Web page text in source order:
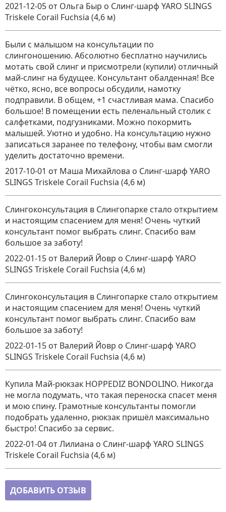
2021-12-05 от Ольга Быр о Слинг-шарф YARO SLINGS
Triskele Corail Fuchsia (4,6 м)
Были с малышом на консультации по
слингоношению. Абсолютно бесплатно научились
мотать свой слинг и присмотрели (купили) отличный
май-слинг на будущее. Консультант обалденная! Все
чётко, ясно, все вопросы обсудили, намотку
подправили. В общем, +1 счастливая мама. Спасибо
большое! В помещении есть пеленальный столик с
салфетками, подгузниками. Можно покормить
малышей. Уютно и удобно. На консультацию нужно
записаться заранее по телефону, чтобы вам смогли
уделить достаточно времени.
2017-10-01 от Маша Михайлова о Слинг-шарф YARO
SLINGS Triskele Corail Fuchsia (4,6 м)
Слингоконсультация в Слингопарке стало открытием
и настоящим спасением для меня! Очень чуткий
консультант помог выбрать слинг. Спасибо вам
большое за заботу!
2022-01-15 от Валерий Йовр о Слинг-шарф YARO
SLINGS Triskele Corail Fuchsia (4,6 м)
Слингоконсультация в Слингопарке стало открытием
и настоящим спасением для меня! Очень чуткий
консультант помог выбрать слинг. Спасибо вам
большое за заботу!
2022-01-15 от Валерий Йовр о Слинг-шарф YARO
SLINGS Triskele Corail Fuchsia (4,6 м)
Купила Май-рюкзак HOPPEDIZ BONDOLINO. Никогда
не могла подумать, что такая переноска спасет меня
и мою спину. Грамотные консультанты помогли
подобрать удаленно, рюкзак пришёл максимально
быстро! Спасибо за сервис.
2022-01-04 от Лилиана о Слинг-шарф YARO SLINGS
Triskele Corail Fuchsia (4,6 м)
ДОБАВИТЬ ОТЗЫВ